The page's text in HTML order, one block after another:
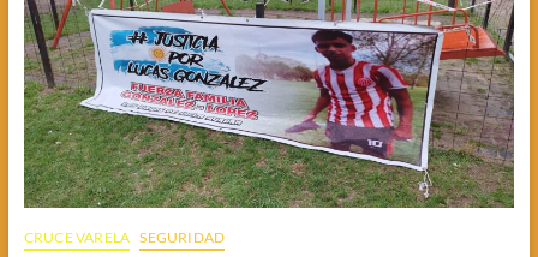
CRUCE VARELA SEGURIDAD